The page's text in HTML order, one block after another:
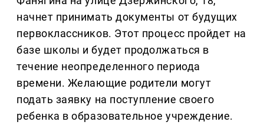
начнет принимать документы от будущих
первоклассников. Этот процесс пройдет на
базе школы и будет продолжаться в
течение неопределенного периода
времени. Желающие родители могут
подать заявку на поступление своего
ребенка в образовательное учреждение.